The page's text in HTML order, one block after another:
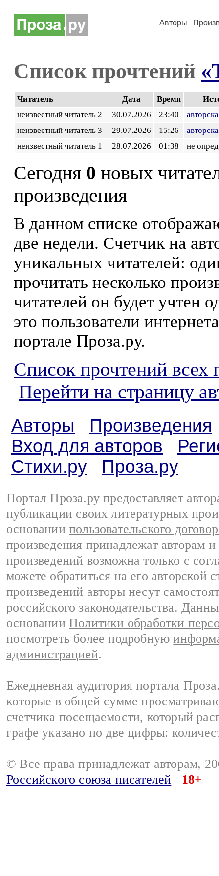
Авторы
Список прочтений
Читатель Дата Время
неизвестный читатель 2
30.07.2026 23:40
неизвестный читатель 3
29.07.2026 15:26
неизвестный читатель 1
28.07.2026 01:38 не
Сегодня 0 новых
произведения
В данном списке
две недели. Счетчик на
уникальных читателей:
прочитать несколько
читателей он будет учтен
это пользователи
портале Проза.ру.
Список прочтений всех
Перейти на страницу
Авторы
Произведения
Вход для авторов
Стихи.ру
Проза.ру
Портал Проза.ру предоставляет
публикации своих литературных
основании пользовательского
произведения принадлежат авторам
произведений возможна только с
можете обратиться на его авторской
произведений авторы несут
российского законодательства.
основании Политики обработки
посмотреть более подробную
администрацией.
Ежедневная аудитория портала
которые в общей сумме
счетчика посещаемости, который
графе указано по две цифры:
© Все права принадлежат авторам,
Российского союза писателей
18+